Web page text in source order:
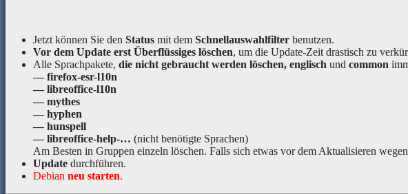
Jetzt können Sie den Status mit dem Schnellauswahlfilter benutzen.
Vor dem Update erst Überflüssiges löschen, um die Update-Zeit drastisch zu
Alle Sprachpakete, die nicht gebraucht werden löschen, englisch und common
— firefox-esr-l10n
— libreoffice-l10n
— mythes
— hyphen
— hunspell
— libreoffice-help-… (nicht benötigte Sprachen)
Am Besten in Gruppen einzeln löschen. Falls sich etwas vor dem Aktualisieren
Update durchführen.
Debian neu starten.